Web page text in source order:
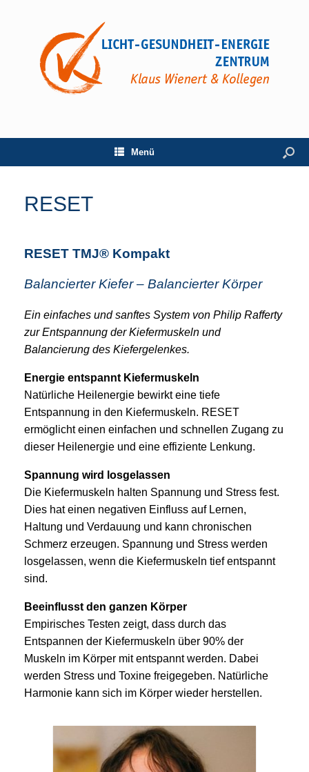
Menü
RESET
RESET TMJ® Kompakt
Balancierter Kiefer – Balancierter Körper
Ein einfaches und sanftes System von Philip Rafferty
zur Entspannung der Kiefermuskeln und
Balancierung des Kiefergelenkes.
Energie entspannt Kiefermuskeln
Natürliche Heilenergie bewirkt eine tiefe
Entspannung in den Kiefermuskeln. RESET
ermöglicht einen einfachen und schnellen Zugang zu
dieser Heilenergie und eine effiziente Lenkung.
Spannung wird losgelassen
Die Kiefermuskeln halten Spannung und Stress fest.
Dies hat einen negativen Einfluss auf Lernen,
Haltung und Verdauung und kann chronischen
Schmerz erzeugen. Spannung und Stress werden
losgelassen, wenn die Kiefermuskeln tief entspannt
sind.
Beeinflusst den ganzen Körper
Empirisches Testen zeigt, dass durch das
Entspannen der Kiefermuskeln über 90% der
Muskeln im Körper mit entspannt werden. Dabei
werden Stress und Toxine freigegeben. Natürliche
Harmonie kann sich im Körper wieder herstellen.